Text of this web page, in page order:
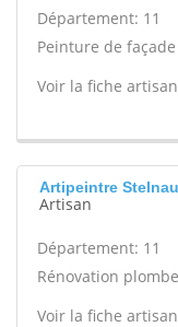
Département: 11
Peinture de façade
Voir la fiche
Artipeintre
Artisan
Département: 11
Rénovation
Voir la fiche